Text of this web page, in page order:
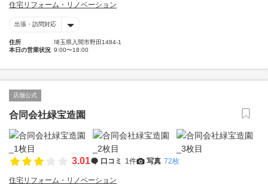
住宅リフォーム・リノベーション
出張・訪問対応
住所
埼玉県入間市野田1484-1
本日の営業状況 9:00〜18:00
店舗公式
合同会社緑宝造園
3.01 口コミ 1件 写真 72枚
住宅リフォーム・リノベーション